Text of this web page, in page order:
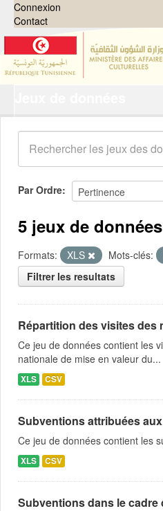
Connexion
Contact
Organisations
Groupes
Demandes 0
À propos
Par Ordre
5 jeux de
Formats: XLS Mots-clés:
Filtrer les resultats
Répartition des visites des
Ce jeu de données contient les
nationale de mise en valeur du...
XLS CSV
Subventions attribuées
Ce jeu de données contient les
XLS CSV
Subventions dans le